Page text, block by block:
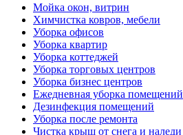
Мойка окон, витрин
Химчистка ковров, мебели
Уборка офисов
Уборка квартир
Уборка коттеджей
Уборка торговых центров
Уборка бизнес центров
Ежедневная уборка помещений
Дезинфекция помещений
Уборка после ремонта
Чистка крыш от снега и наледи